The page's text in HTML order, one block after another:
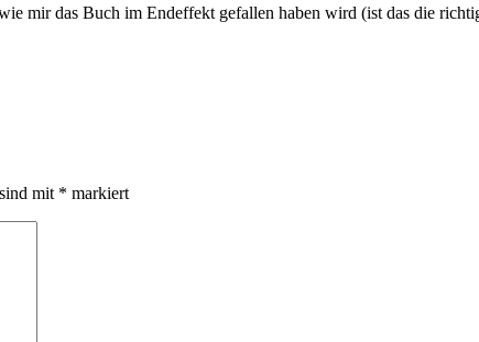
mir das Buch im Endeffekt gefallen haben wird (ist das die
mit * markiert